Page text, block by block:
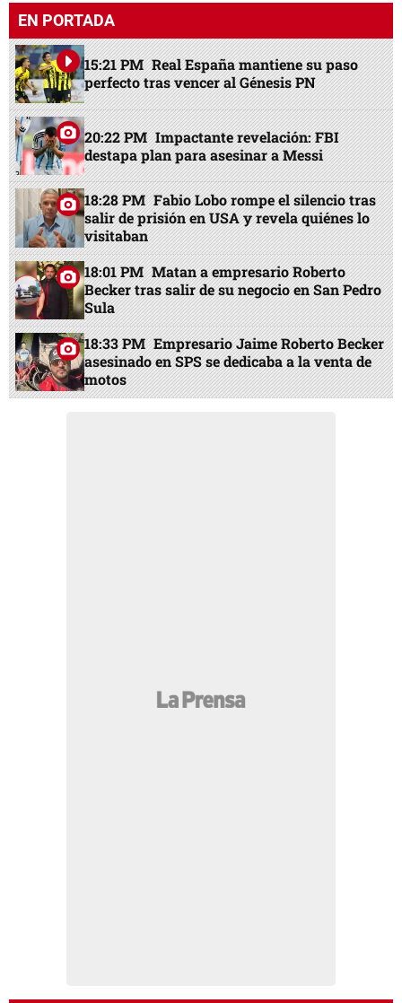
EN PORTADA
15:21 PM Real España mantiene su paso
perfecto tras vencer al Génesis PN
20:22 PM Impactante revelación: FBI
destapa plan para asesinar a Messi
18:28 PM Fabio Lobo rompe el silencio tras
salir de prisión en USA y revela quiénes lo
visitaban
18:01 PM Matan a empresario Roberto
Becker tras salir de su negocio en San Pedro
Sula
18:33 PM Empresario Jaime Roberto Becker
asesinado en SPS se dedicaba a la venta de
motos